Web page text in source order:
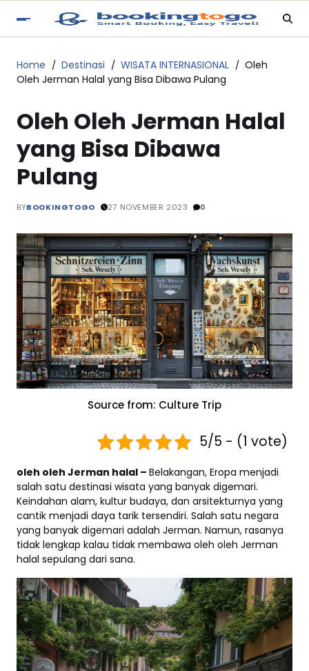
Home Destinasi WISATA INTERNASIONAL
Oleh
Oleh Jerman Halal yang Bisa Dibawa Pulang
Oleh Oleh Jerman Halal
yang Bisa Dibawa
Pulang
BYBOOKINGTOGO 27 NOVEMBER 2023 0
Source from: Culture Trip
5/5 - (1 vote)
oleh oleh Jerman halal – Belakangan, Eropa menjadi
salah satu destinasi wisata yang banyak digemari.
Keindahan alam, kultur budaya, dan arsitekturnya yang
cantik menjadi daya tarik tersendiri. Salah satu negara
yang banyak digemari adalah Jerman. Namun, rasanya
tidak lengkap kalau tidak membawa oleh oleh Jerman
halal sepulang dari sana.